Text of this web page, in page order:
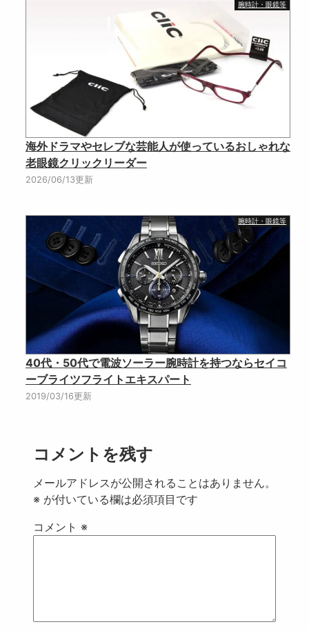
腕時計・眼鏡等
海外ドラマやセレブな芸能人が使っているおしゃれな
老眼鏡クリックリーダー
2026/06/13更新
腕時計・眼鏡等
40代・50代で電波ソーラー腕時計を持つならセイコ
ーブライツフライトエキスパート
2019/03/16更新
コメントを残す
メールアドレスが公開されることはありません。
※ が付いている欄は必須項目です
コメント ※